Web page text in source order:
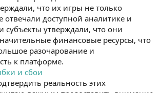
что их игры не только
отвечали доступной аналитике и
субъекты утверждали, что они
финансовые ресурсы, что
разочарование и
к платформе.
и сбои
реальность этих